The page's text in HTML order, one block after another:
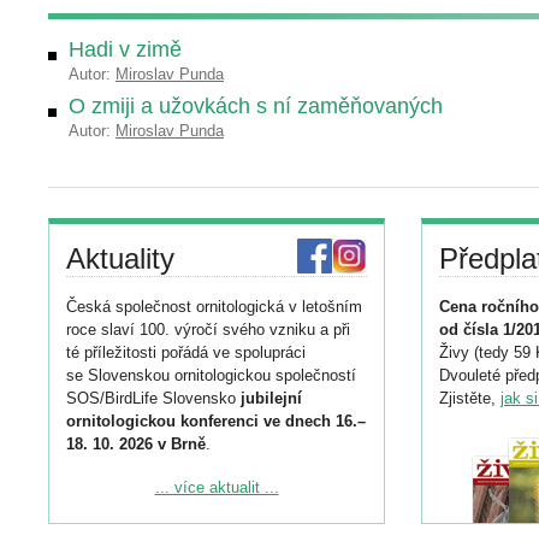
Hadi v zimě
Autor: Miroslav Punda
O zmiji a užovkách s ní zaměňovaných
Autor: Miroslav Punda
Aktuality
Česká společnost ornitologická v letošním
roce slaví 100. výročí svého vzniku a při
té příležitosti pořádá ve spolupráci
se Slovenskou ornitologickou společností
SOS/BirdLife Slovensko jubilejní
ornitologickou konferenci ve dnech 16.–
18. 10. 2026 v Brně.
Podrobnější informace ke konferenci
... více aktualit ...
Cena
od čísla 1/
Živy (tedy 59
Dvouleté
Zjistěte, jak